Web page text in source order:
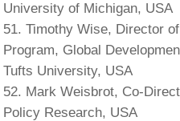
University of Michigan, USA
Timothy Wise, Director
Program, Global
Tufts University, USA
Mark Weisbrot, Co-
Policy Research, USA